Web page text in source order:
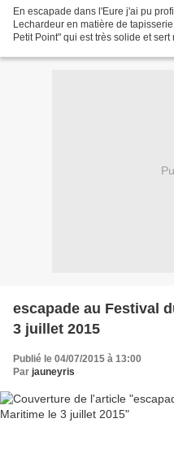
En escapade dans l'Eure j'ai pu
Lechardeur en matière de
Petit Point" qui est très solide et
escapade au Festival
3 juillet 2015
Publié le 04/07/2015 à 13:00
Par jauneyris